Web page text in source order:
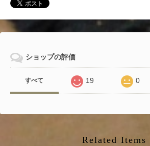
ショップの評価
すべて 19 0
Related Items